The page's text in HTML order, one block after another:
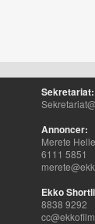
Sekretariat:
Annoncer:
Merete
6111 5851
Ekko
8838 9292